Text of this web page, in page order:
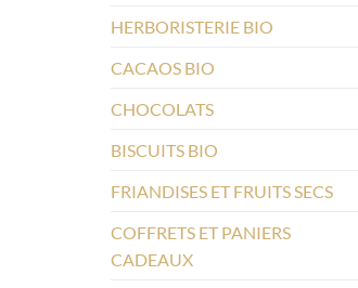
HERBORISTERIE BIO
CACAOS BIO
CHOCOLATS
BISCUITS BIO
FRIANDISES ET FRUITS SECS
COFFRETS ET PANIERS
CADEAUX